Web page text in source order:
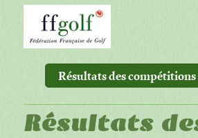
Résultats des
Résultats